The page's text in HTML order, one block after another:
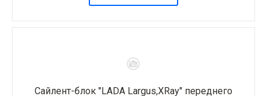
Сайлент-блок "LADA Largus,XRay" переднего